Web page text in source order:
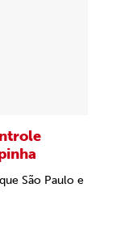
São Paulo e